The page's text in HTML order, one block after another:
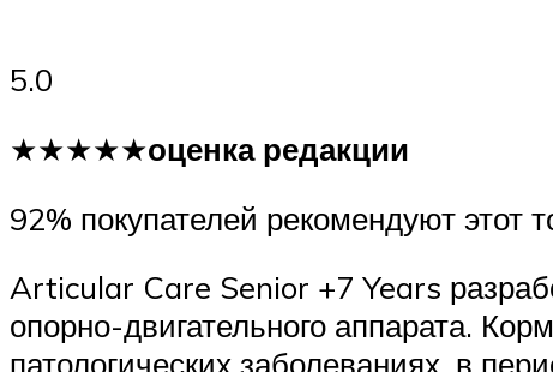
5.0
★★★★★оценка редакции
92% покупателей рекомендуют этот
Articular Care Senior +7 Years
опорно-двигательного аппарата.
патологических заболеваниях, в